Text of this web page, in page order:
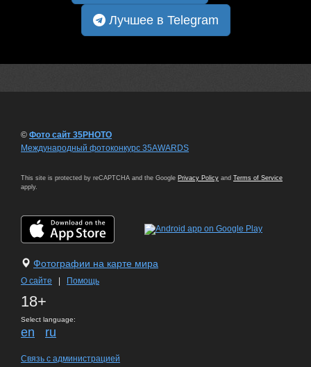
Лучшее в Telegram
© Фото сайт 35PHOTO
Международный фотоконкурс 35AWARDS
This site is protected by reCAPTCHA and the Google Privacy Policy and Terms of Service
apply.
Фотографии на карте мира
О сайте Помощь
18+
Select language:
en ru
Связь с администрацией